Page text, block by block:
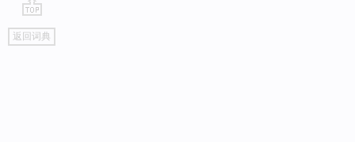
go
top
返回词典